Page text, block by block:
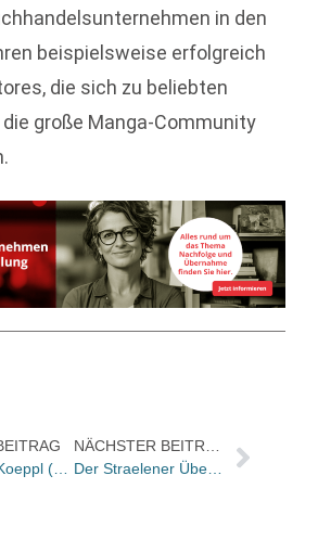
in den
beispielsweise erfolgreich
die sich zu beliebten
große Manga-Community
Alexander Koeppl (50)